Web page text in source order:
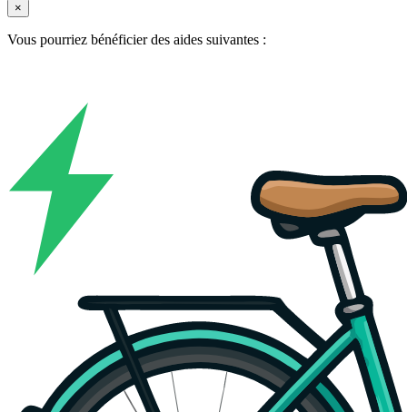
×
Vous pourriez bénéficier des aides suivantes :